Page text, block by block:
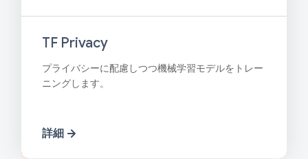
TF Privacy
プライバシーに配慮しつつ機械学習モデルをトレー
ニングします。
詳細